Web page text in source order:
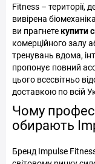
Fitness – території,
вивірена
ви прагнетекупити
комерційного залу
тренувань вдома,
пропонує повний
цього всесвітньо
доставкою по всій
Чому
обирають
Бренд Impulse